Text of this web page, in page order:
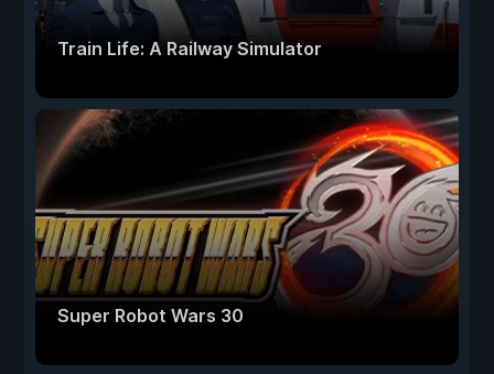
Train Life: A Railway Simulator
Super Robot Wars 30